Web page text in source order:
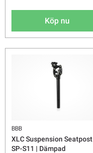
Köp nu
BBB
XLC Suspension Seatpost
SP-S11 | Dämpad